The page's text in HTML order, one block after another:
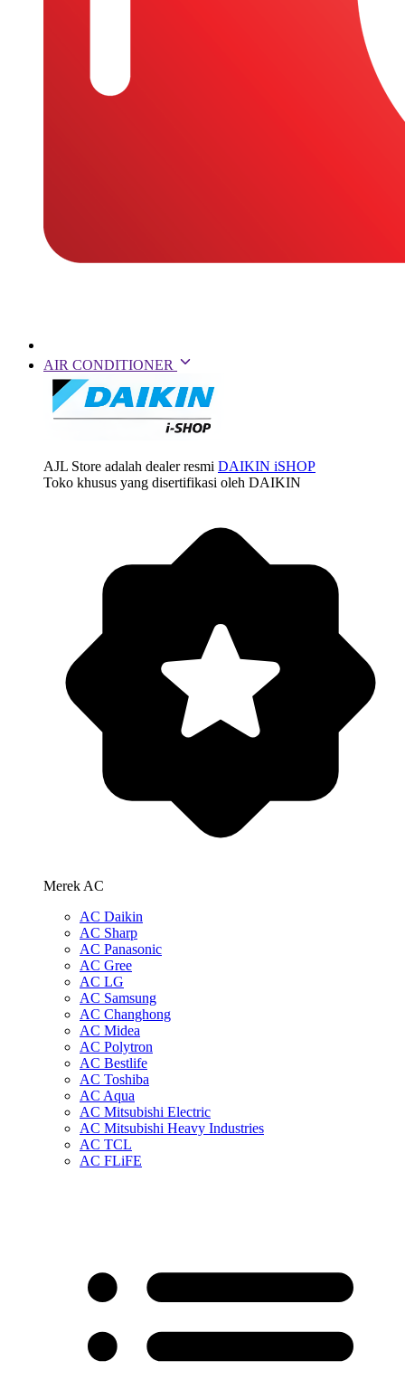
AIR CONDITIONER
AJL Store adalah dealer resmi DAIKIN iSHOP
Toko khusus yang disertifikasi oleh DAIKIN
Merek AC
AC Daikin
AC Sharp
AC Panasonic
AC Gree
AC LG
AC Samsung
AC Changhong
AC Midea
AC Polytron
AC Bestlife
AC Toshiba
AC Aqua
AC Mitsubishi Electric
AC Mitsubishi Heavy Industries
AC TCL
AC FLiFE